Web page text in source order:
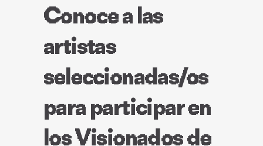
Conoce a las
artistas
seleccionadas/os
para participar en
los Visionados de